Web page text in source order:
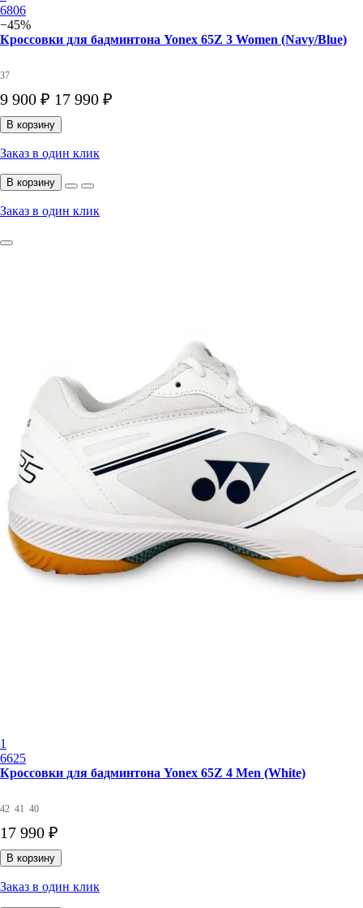
6806
−45%
Кроссовки для бадминтона Yonex 65Z 3 Women (Navy/Blue)
37
9 900 ₽ 17 990 ₽
В корзину
Заказ в один клик
В корзину
Заказ в один клик
1
6625
Кроссовки для бадминтона Yonex 65Z 4 Men (White)
42 41 40
17 990 ₽
В корзину
Заказ в один клик